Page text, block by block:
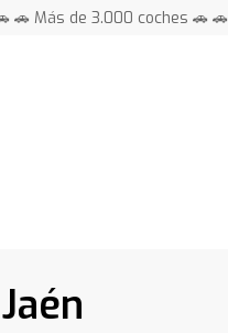
🚗 Más de 3.000 coches 🚗 🚗